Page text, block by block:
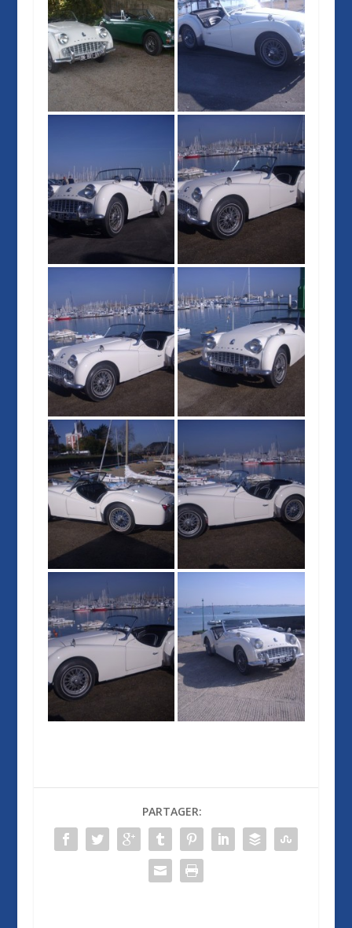
PARTAGER: